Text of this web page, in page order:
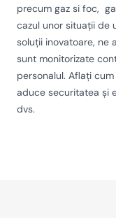
precum gaz si foc,
cazul unor situații de
soluții inovatoare, ne
sunt monitorizate
personalul. Aflați
aduce securitatea și
dvs.